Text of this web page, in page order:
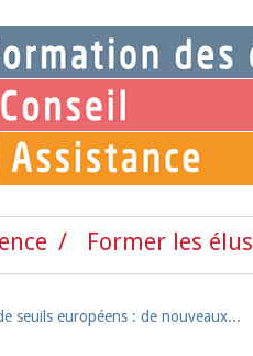
Former les élus
seuils européens : de nouveaux...